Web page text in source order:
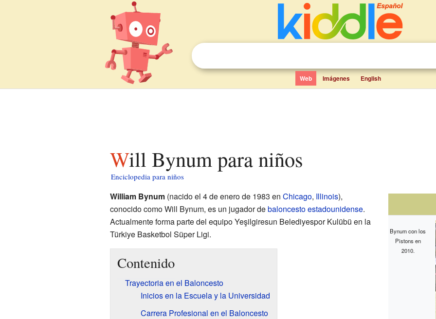
Web Imágenes English
Will Bynum para niños
Enciclopedia para niños
Bynum con los
Pistons en
2010.
William Bynum(nacido el 4 de enero de 1983 en Chicago, Illinois),
conocido como Will Bynum, es un jugador debaloncestoestadounidense.
Actualmente forma parte del equipo Yeşilgiresun Belediyespor Kulübü en la
Türkiye Basketbol Süper Ligi.
Contenido
Trayectoria en el Baloncesto
Inicios en la Escuela y la Universidad
Carrera Profesional en el Baloncesto